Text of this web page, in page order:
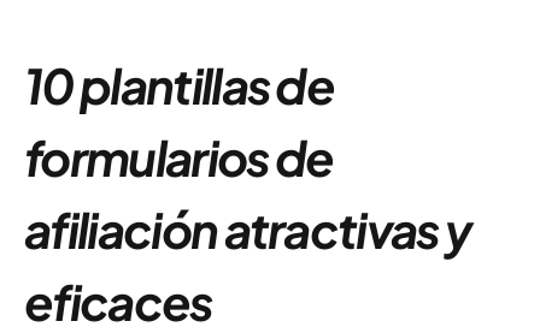
10 plantillas de
formularios de
afiliación atractivas y
eficaces